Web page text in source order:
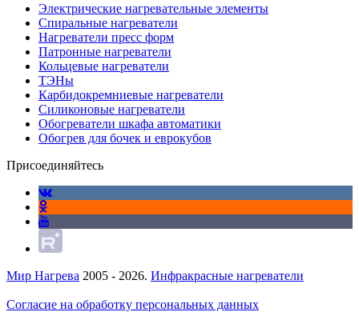
Электрические нагревательные элементы
Спиральные нагреватели
Нагреватели пресс форм
Патронные нагреватели
Кольцевые нагреватели
ТЭНы
Карбидокремниевые нагреватели
Силиконовые нагреватели
Обогреватели шкафа автоматики
Обогрев для бочек и еврокубов
Присоединяйтесь
Мир Нагрева 2005 - 2026. Инфракрасные нагреватели
Согласие на обработку персональных данных